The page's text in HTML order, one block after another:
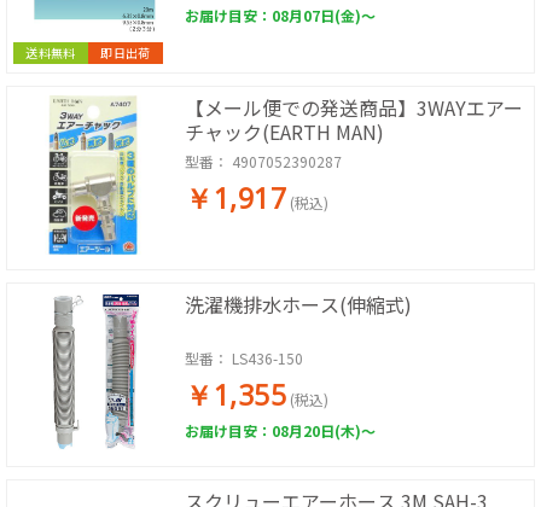
送料無料 即日出荷
お届け目安：08月07日(金)～
【メール便での発送商品】3WAYエアー
チャック(EARTH MAN)
型番： 4907052390287
￥1,917 (税込)
洗濯機排水ホース(伸縮式)
型番： LS436-150
￥1,355 (税込)
お届け目安：08月20日(木)～
スクリューエアーホース 3M SAH-3